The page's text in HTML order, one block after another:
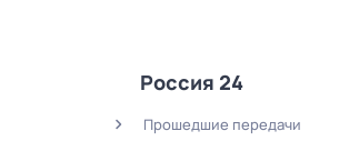
Россия 24
Прошедшие передачи